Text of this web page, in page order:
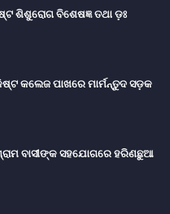
ଶିଶୁରୋଗ ବିଶେଷଜ୍ଞ ତଥା ଡ଼ଃ
କଲେଜ ପାଖରେ ମାର୍ମନ୍ତୁଦ ସଡ଼କ
ବାସୀଙ୍କ ସହଯୋଗରେ ହରିଣଛୁଆ